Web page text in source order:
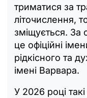
триматися за
літочислення,
зміщується.
це офіційні
рідкісного та
імені Варвара.
У 2026 році